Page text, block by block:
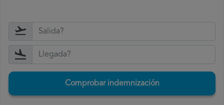
Comprobar indemnización